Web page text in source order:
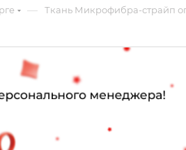
— Ткань Микрофибра-страйп